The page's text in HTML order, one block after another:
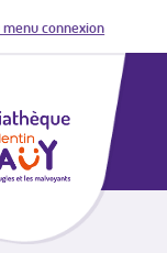
menu connexion